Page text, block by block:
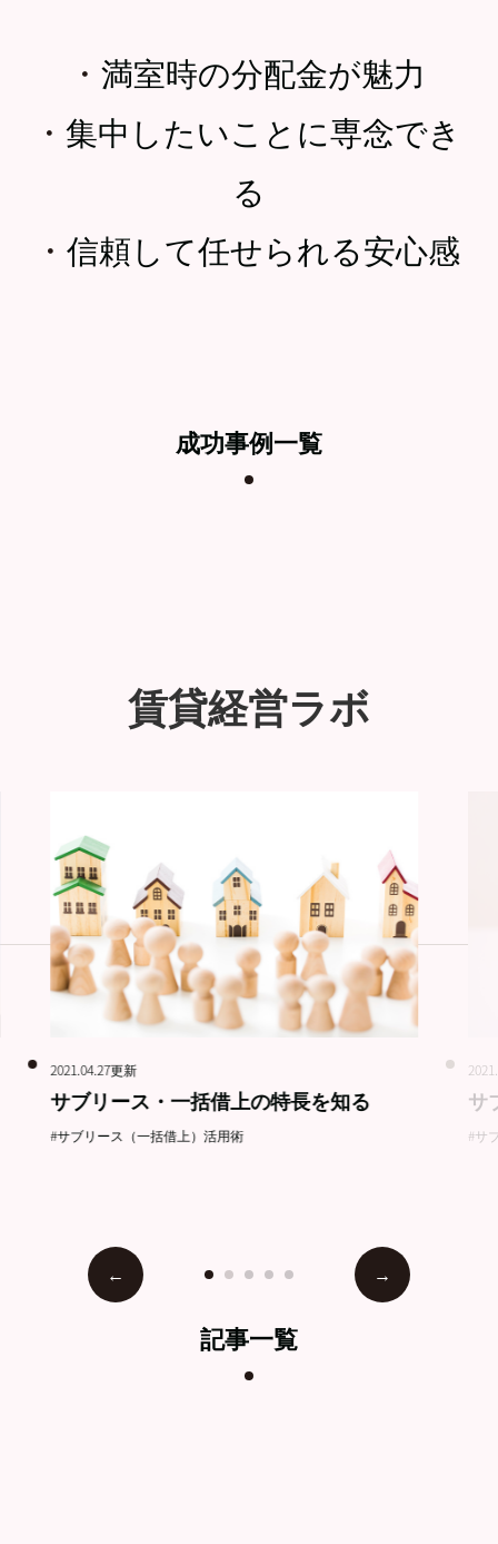
・ 満室時の分配金が魅力
・ 集中したいことに専念でき
る
・ 信頼して任せられる安心感
成功事例一覧
賃貸経営ラボ
2021.04.27更新
サブリース・一括借上の特長を知る
#サブリース（一括借上）活用術
サ
#サ
記事一覧